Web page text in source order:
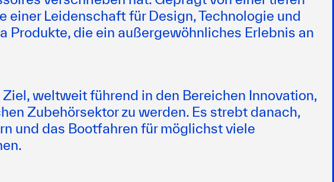
einer Leidenschaft für Design, Technologie und
Produkte, die ein außergewöhnliches Erlebnis an
weltweit führend in den Bereichen Innovation,
Zubehörsektor zu werden. Es strebt danach,
und das Bootfahren für möglichst viele